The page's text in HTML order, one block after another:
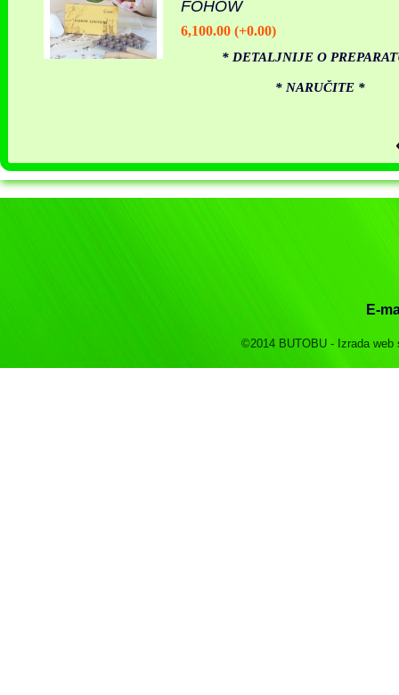
FOHOW
6,100.00 (+0.00)
* DETALJNIJE O
* NARUČITE *
E-
©2014 BUTOBU - Izrada